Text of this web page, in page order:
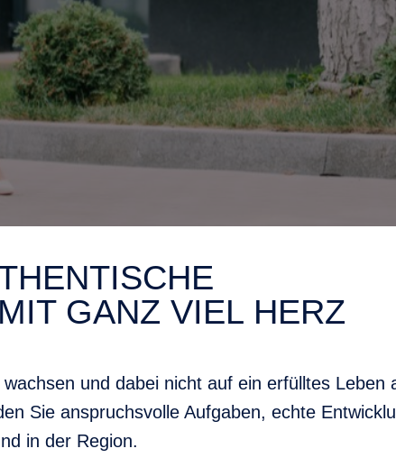
GANZ VIEL HERZ
und dabei nicht auf ein erfülltes
Sie anspruchsvolle Aufgaben, echte
in der Region.